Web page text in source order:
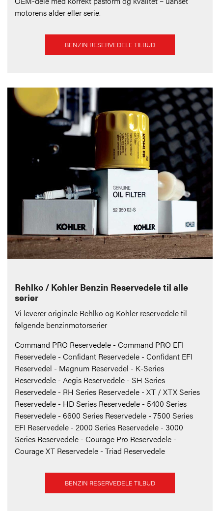
motorens alder eller serie.
BENZIN RESERVEDELE TILBUD
Rehlko / Kohler Benzin Reservedele til alle
serier
Vi leverer originale Rehlko og Kohler reservedele til
følgende benzinmotorserier
Command PRO Reservedele - Command PRO EFI
Reservedele - Confidant Reservedele - Confidant EFI
Reservedel - Magnum Reservedel - K-Series
Reservedele - Aegis Reservedele - SH Series
Reservedele - RH Series Reservedele - XT / XTX Series
Reservedele - HD Series Reservedele - 5400 Series
Reservedele - 6600 Series Reservedele - 7500 Series
EFI Reservedele - 2000 Series Reservedele - 3000
Series Reservedele - Courage Pro Reservedele -
Courage XT Reservedele - Triad Reservedele
BENZIN RESERVEDELE TILBUD